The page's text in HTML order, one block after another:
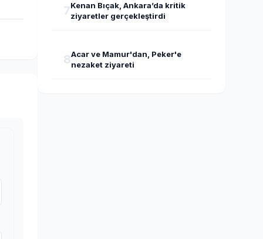
7Kenan Bıçak, Ankara’da kritik
ziyaretler gerçekleştirdi
8Acar ve Mamur'dan, Peker'e
nezaket ziyareti